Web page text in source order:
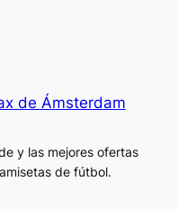
de Ámsterdam
y las mejores ofertas
de fútbol.